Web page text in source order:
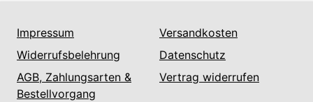
Impressum
Versandkosten
Widerrufsbelehrung
Datenschutz
AGB, Zahlungsarten &
Bestellvorgang
Vertrag widerrufen